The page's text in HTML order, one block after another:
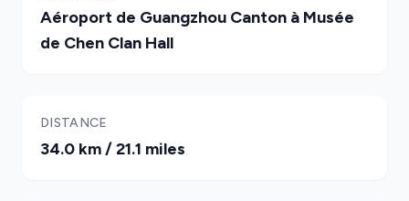
Aéroport de Guangzhou Canton à Musée
de Chen Clan Hall
DISTANCE
34.0 km / 21.1 miles